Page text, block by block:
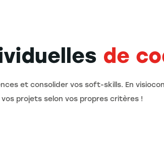
de
et consolider vos soft-skills. En
projets selon vos propres critères !